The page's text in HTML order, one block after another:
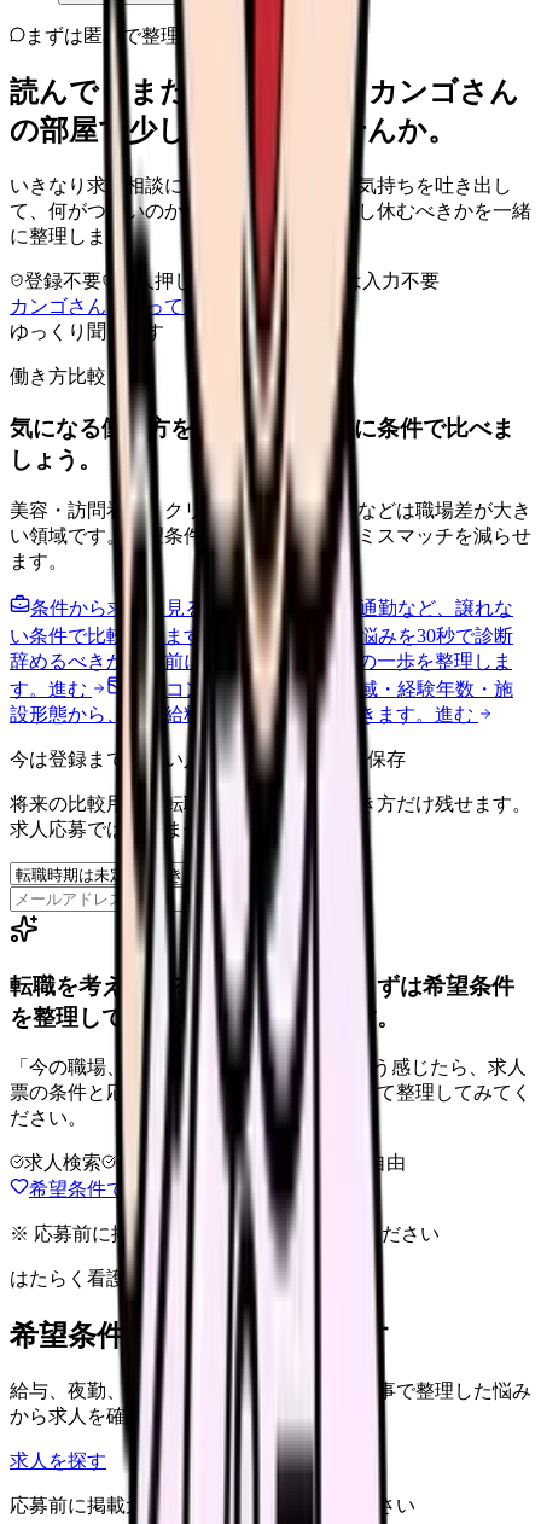
まずは匿名で整理
読んでもまだ苦しいなら、カンゴさん
の部屋で少し話してみませんか。
いきなり求人相談には進みません。今の気持ちを吐き出し
て、何がつらいのか、辞めるべきか、少し休むべきかを一緒
に整理します。
登録不要 求人押し売りなし
病院名は入力不要
カンゴさんを知ってから相談する
ゆっくり聞きます
働き方比較
気になる働き方を、求人を見る前に条件で比べま
しょう。
美容・訪問看護・クリニック・夜勤なしなどは職場差が大き
い領域です。希望条件を先に整理するとミスマッチを減らせ
ます。
条件から求人を見る
夜勤回数・残業・通勤など、譲れな
い条件で比較できます。
進む
職場の悩みを30秒で診断
辞めるべきか迷う前に、悩みの種類と次の一歩を整理しま
す。 進む 給料コンパスで比較する
地域・経験年数・施
設形態から、今の給料の現在地を確認できます。 進む
今は登録までしない人向け: 希望条件だけ保存
将来の比較用に、転職時期と気になる働き方だけ残せます。
求人応募ではありません。
保存
転職を考えている看護師さんへ。まずは希望条件
を整理して、求人を見比べられます。
「今の職場、このままでいいのかな...」そう感じたら、求人
票の条件と応募前に確認したい不安を分けて整理してみてく
ださい。
求人検索 条件整理 相談だけOK
退会自由
希望条件で求人を探す
※ 応募前に掲載元の最新情報を確認してください
はたらく看護師さん 求人
希望条件で看護師求人を探す
給与、夜勤、休み、ブランクなど、この記事で整理した悩み
から求人を確認できます。
求人を探す
応募前に掲載元の最新情報を確認してください